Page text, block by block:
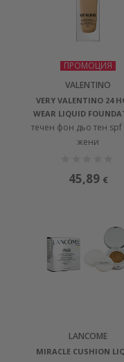
ПРОМОЦИЯ
VALENTINO
VERY VALENTINO 24
WEAR LIQUID
течен фон дьо тен spf
жени
45,89 €
LANCOME
MIRACLE CUSHION